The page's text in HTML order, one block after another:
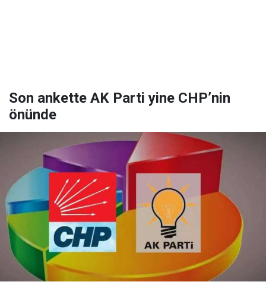
Son ankette AK Parti yine CHP’nin
önünde